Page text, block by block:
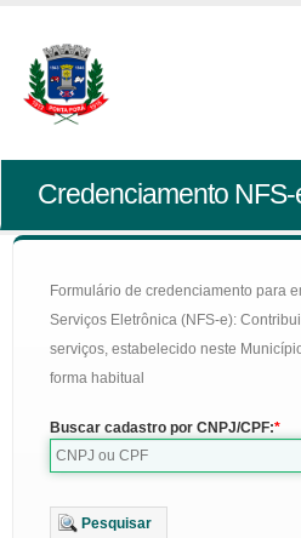
Credenciamento
Formulário de credenciamento para
Serviços Eletrônica (NFS-e):
serviços, estabelecido neste
forma habitual
Buscar cadastro por CNPJ/CPF:
Pesquisar